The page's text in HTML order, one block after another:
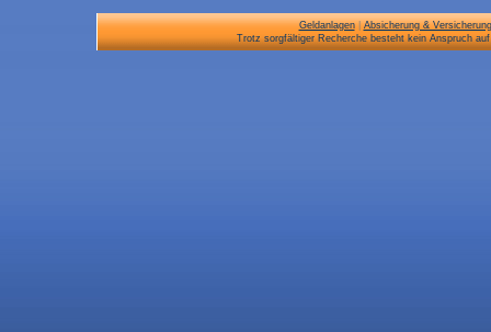
Geldanlagen|Absicherung &
Trotz sorgfältiger Recherche besteht kein Anspruch